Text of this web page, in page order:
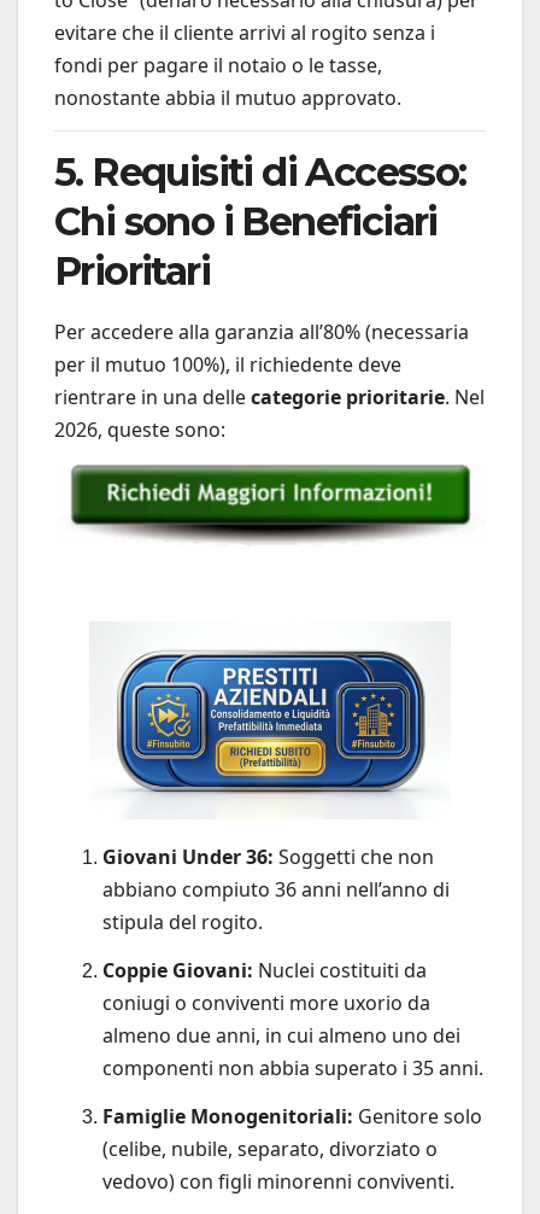
evitare che il cliente arrivi al rogito senza i
fondi per pagare il notaio o le tasse,
nonostante abbia il mutuo approvato.
5. Requisiti di Accesso:
Chi sono i Beneficiari
Prioritari
Per accedere alla garanzia all’80% (necessaria
per il mutuo 100%), il richiedente deve
rientrare in una dellecategorie prioritarie. Nel
2026, queste sono:
Giovani Under 36: Soggetti che non
abbiano compiuto 36 anni nell’anno di
stipula del rogito.
Coppie Giovani: Nuclei costituiti da
coniugi o conviventi more uxorio da
almeno due anni, in cui almeno uno dei
componenti non abbia superato i 35 anni.
Famiglie Monogenitoriali: Genitore solo
(celibe, nubile, separato, divorziato o
vedovo) con figli minorenni conviventi.